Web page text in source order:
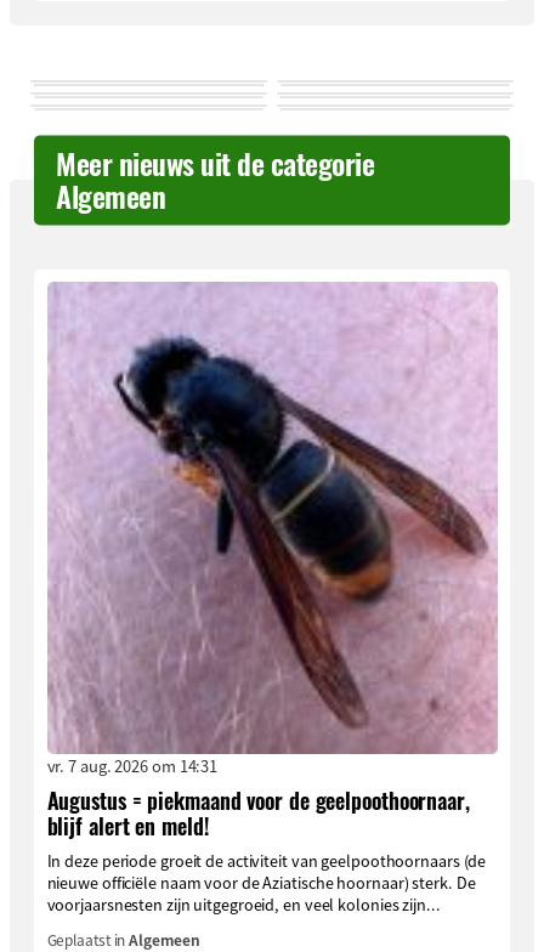
Meer nieuws uit de categorie
Algemeen
vr. 7 aug. 2026 om 14:31
Augustus = piekmaand voor de geelpoothoornaar,
blijf alert en meld!
In deze periode groeit de activiteit van geelpoothoornaars (de
nieuwe officiële naam voor de Aziatische hoornaar) sterk. De
voorjaarsnesten zijn uitgegroeid, en veel kolonies zijn...
Geplaatst inAlgemeen